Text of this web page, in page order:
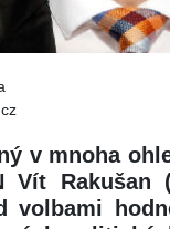
v mnoha
Vít Rakušan
volbami